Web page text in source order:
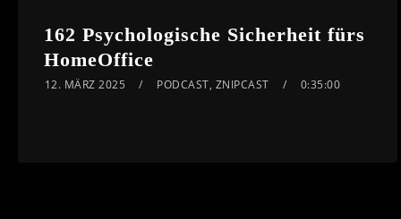
162 Psychologische Sicherheit fürs
HomeOffice
12. MÄRZ 2025 PODCAST, ZNIPCAST 0:35:00